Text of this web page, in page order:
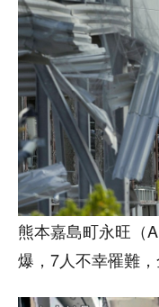
熊本嘉島町永旺（
爆，7人不幸罹難